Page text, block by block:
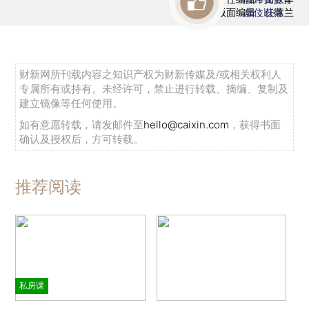
版面编辑：任蕙兰
虚位以待
财新网所刊载内容之知识产权为财新传媒及/或相关权利人
专属所有或持有。未经许可，禁止进行转载、摘编、复制及
建立镜像等任何使用。
如有意愿转载，请发邮件至hello@caixin.com ，获得书面
确认及授权后，方可转载。
推荐阅读
私房课